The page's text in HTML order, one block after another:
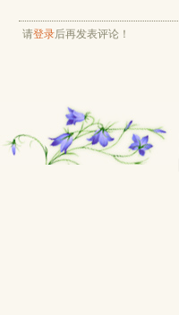
请登录后再发表评论！